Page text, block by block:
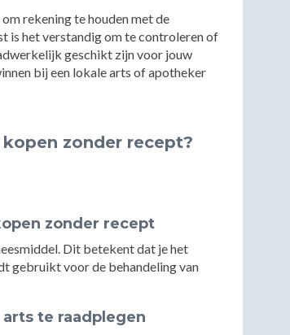
rekening te houden met de
is het verstandig om te controleren of
geschikt zijn voor jouw
bij een lokale arts of apotheker
zonder recept?
zonder recept
Dit betekent dat je het
gebruikt voor de behandeling van
te raadplegen